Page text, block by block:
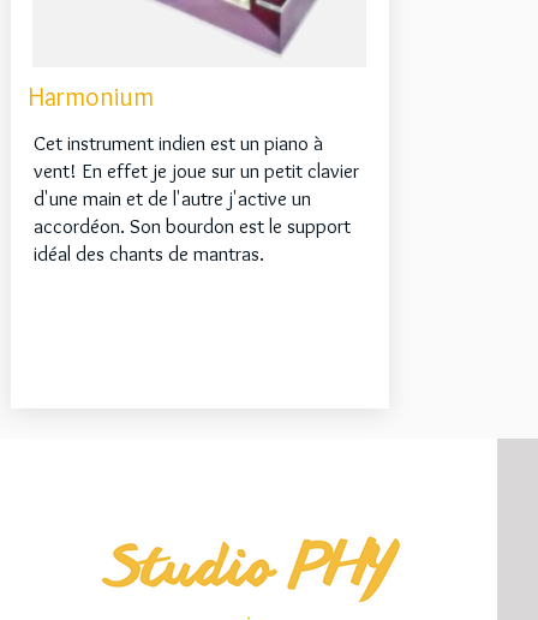
Harmonium
Cet instrument indien est un piano à
vent! En effet je joue sur un petit clavier
d'une main et de l'autre j'active un
accordéon. Son bourdon est le support
idéal des chants de mantras.